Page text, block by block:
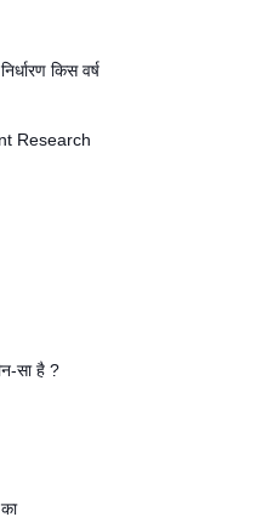
किस वर्ष
Research
सा है ?